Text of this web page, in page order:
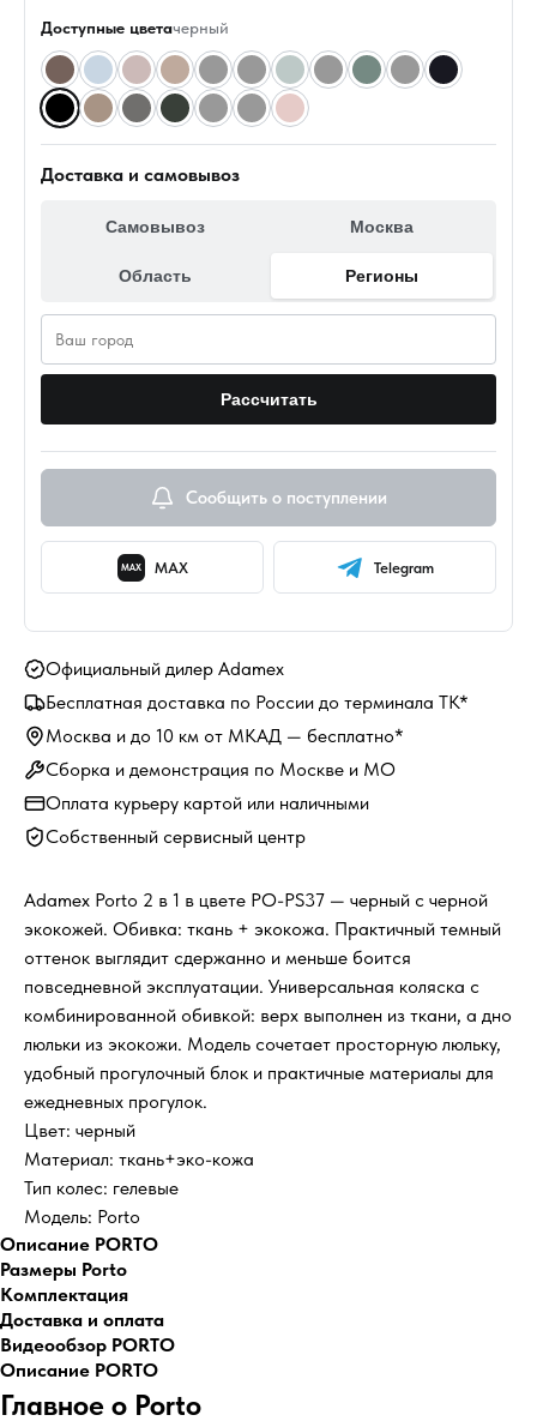
Доступные цветачерный
Доставка и самовывоз
Самовывоз Москва
Область Регионы
Рассчитать
Сообщить о поступлении
MAX MAX Telegram
Официальный дилер Adamex
Бесплатная доставка по России до терминала ТК*
Москва и до 10 км от МКАД — бесплатно*
Сборка и демонстрация по Москве и МО
Оплата курьеру картой или наличными
Собственный сервисный центр
Adamex Porto 2 в 1 в цвете PO-PS37 — черный с черной
экокожей. Обивка: ткань + экокожа. Практичный темный
оттенок выглядит сдержанно и меньше боится
повседневной эксплуатации. Универсальная коляска с
комбинированной обивкой: верх выполнен из ткани, а дно
люльки из экокожи. Модель сочетает просторную люльку,
удобный прогулочный блок и практичные материалы для
ежедневных прогулок.
Цвет: черный
Материал: ткань+эко-кожа
Тип колес: гелевые
Модель: Porto
Описание PORTO
Размеры Porto
Комплектация
Доставка и оплата
Видеообзор PORTO
Описание PORTO
Главное о Porto